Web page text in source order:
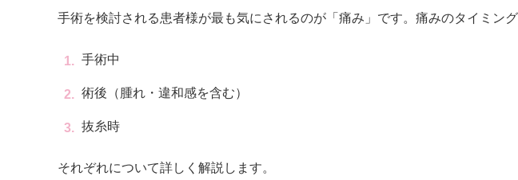
手術を検討される患者様が最も気にされるのが「痛み」です。痛みのタイミン
手術中
術後（腫れ・違和感を含む）
抜糸時
それぞれについて詳しく解説します。